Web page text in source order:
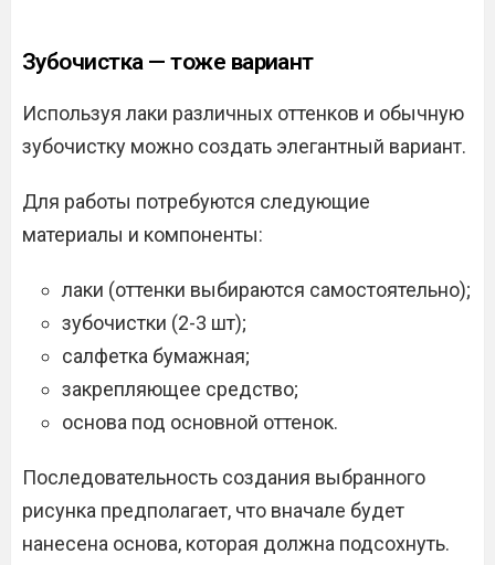
Зубочистка — тоже вариант
Используя лаки различных оттенков и обычную
зубочистку можно создать элегантный вариант.
Для работы потребуются следующие
материалы и компоненты:
лаки (оттенки выбираются самостоятельно);
зубочистки (2-3 шт);
салфетка бумажная;
закрепляющее средство;
основа под основной оттенок.
Последовательность создания выбранного
рисунка предполагает, что вначале будет
нанесена основа, которая должна подсохнуть.